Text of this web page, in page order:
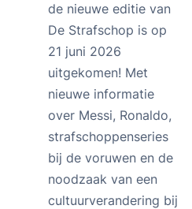
de nieuwe editie van
De Strafschop is op
21 juni 2026
uitgekomen! Met
nieuwe informatie
over Messi, Ronaldo,
strafschoppenseries
bij de voruwen en de
noodzaak van een
cultuurverandering bij